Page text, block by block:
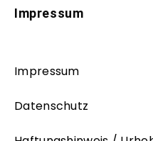
Impressum
Impressum
Datenschutz